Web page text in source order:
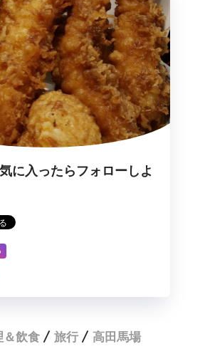
に入ったらフォローしよ
＆飲食 旅行 高田馬場